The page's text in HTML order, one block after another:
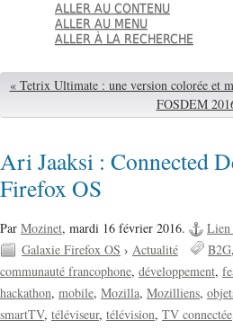
ALLER AU CONTENU
ALLER AU MENU
ALLER À LA RECHERCHE
« Tetrix Ultimate : une version colorée et
FOSDEM
Ari Jaaksi : Connected
Firefox OS
Par Mozinet, mardi 16 février 2016.
Lien
Galaxie Firefox OS › Actualité B2G
communauté francophone développement
hackathon mobile Mozilla Mozilliens
smartTV téléviseur télévision TV connectée